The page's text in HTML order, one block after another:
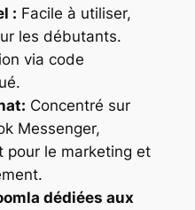
: Facile à utiliser,
les débutants.
via code
Concentré sur
Messenger,
pour le marketing et
dédiées aux